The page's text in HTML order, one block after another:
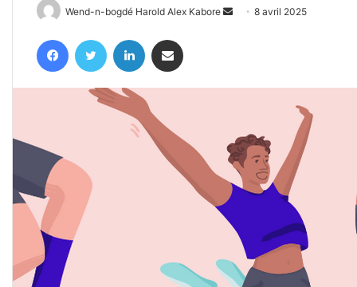
Wend-n-bogdé Harold Alex Kabore
Envoyer8 avril 2025
FacebookTwitter Linkedin